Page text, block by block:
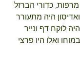
מרפות, כדורי הברזל
היה מתעורר
לוקח דף ונייר
ואלו היו פרצי